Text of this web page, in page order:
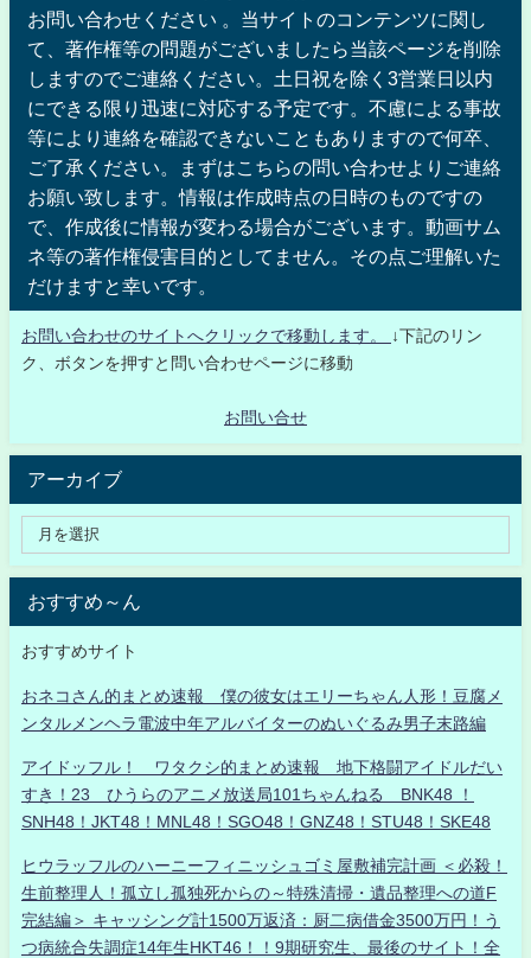
お問い合わせください 。当サイトのコンテンツに関し
て、著作権等の問題がございましたら当該ページを削除
しますのでご連絡ください。土日祝を除く3営業日以内
にできる限り迅速に対応する予定です。不慮による事故
等により連絡を確認できないこともありますので何卒、
ご了承ください。まずはこちらの問い合わせよりご連絡
お願い致します。情報は作成時点の日時のものですの
で、作成後に情報が変わる場合がございます。動画サム
ネ等の著作権侵害目的としてません。その点ご理解いた
だけますと幸いです。
お問い合わせのサイトへクリックで移動します。
↓下記のリン
ク、ボタンを押すと問い合わせページに移動
お問い合せ
アーカイブ
おすすめ～ん
おすすめサイト
おネコさん的まとめ速報 僕の彼女はエリーちゃん人形！豆腐メ
ンタルメンヘラ電波中年アルバイターのぬいぐるみ男子末路編
アイドッフル！ ワタクシ的まとめ速報 地下格闘アイドルだい
すき！23 ひうらのアニメ放送局101ちゃんねる BNK48 ！
SNH48！JKT48！MNL48！SGO48！GNZ48！STU48！SKE48
ヒウラッフルのハーニーフィニッシュゴミ屋敷補完計画 ＜必殺！
生前整理人！孤立し孤独死からの～特殊清掃・遺品整理への道F
完結編＞ キャッシング計1500万返済：厨二病借金3500万円！う
つ病統合失調症14年生HKT46！！9期研究生、最後のサイト！全